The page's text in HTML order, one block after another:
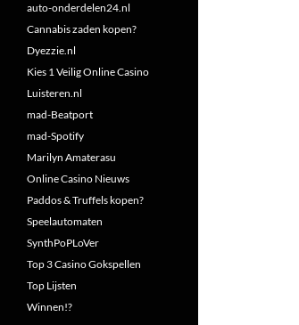
auto-onderdelen24.nl
Cannabis zaden kopen?
Dyezzie.nl
Kies 1 Veilig Online Casino
Luisteren.nl
mad-Beatport
mad-Spotify
Marilyn Amaterasu
Online Casino Nieuws
Paddos & Truffels kopen?
Speelautomaten
SynthPoPLoVer
Top 3 Casino Gokspellen
Top Lijsten
Winnen!?